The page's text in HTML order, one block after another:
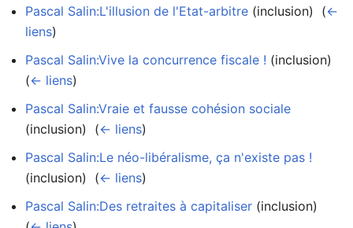
Pascal Salin:L'illusion de l'Etat-arbitre (inclusion) ‎ (←
liens)
Pascal Salin:Vive la concurrence fiscale ! (inclusion) ‎
(← liens)
Pascal Salin:Vraie et fausse cohésion sociale
(inclusion) ‎ (← liens)
Pascal Salin:Le néo-libéralisme, ça n'existe pas !
(inclusion) ‎ (← liens)
Pascal Salin:Des retraites à capitaliser (inclusion) ‎